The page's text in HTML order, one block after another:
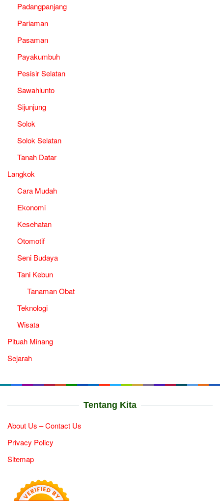
Padangpanjang
Pariaman
Pasaman
Payakumbuh
Pesisir Selatan
Sawahlunto
Sijunjung
Solok
Solok Selatan
Tanah Datar
Langkok
Cara Mudah
Ekonomi
Kesehatan
Otomotif
Seni Budaya
Tani Kebun
Tanaman Obat
Teknologi
Wisata
Pituah Minang
Sejarah
Tentang Kita
About Us – Contact Us
Privacy Policy
Sitemap